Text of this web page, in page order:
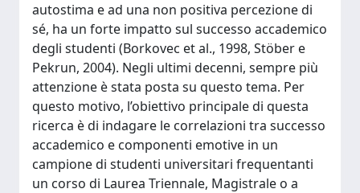
autostima e ad una non positiva percezione di
sé, ha un forte impatto sul successo accademico
degli studenti (Borkovec et al., 1998, Stöber e
Pekrun, 2004). Negli ultimi decenni, sempre più
attenzione è stata posta su questo tema. Per
questo motivo, l’obiettivo principale di questa
ricerca è di indagare le correlazioni tra successo
accademico e componenti emotive in un
campione di studenti universitari frequentanti
un corso di Laurea Triennale, Magistrale o a